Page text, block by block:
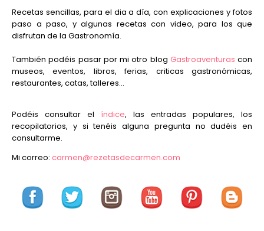
Recetas sencillas, para el dia a día, con explicaciones y fotos
paso a paso, y algunas recetas con video, para los que
disfrutan de la Gastronomía.
También podéis pasar por mi otro blog Gastroaventuras con
museos, eventos, libros, ferias, criticas gastronómicas,
restaurantes, catas, talleres...
Podéis consultar el índice, las entradas populares, los
recopilatorios, y si tenéis alguna pregunta no dudéis en
consultarme.
Mi correo: carmen@rezetasdecarmen.com